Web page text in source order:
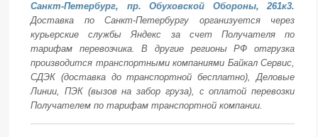
Санкт-Петербург, пр. Обуховской Обороны, 261к3.
Доставка по Санкт-Петербургу организуется через
курьерские службы Яндекс за счет Получателя по
тарифам перевозчика. В другие регионы РФ отгрузка
производится транспортными компаниями Байкал Сервис,
СДЭК (доставка до транспортной бесплатно), Деловые
Линии, ПЭК (вызов на забор груза), с оплатой перевозки
Получателем по тарифам транспортной компании.